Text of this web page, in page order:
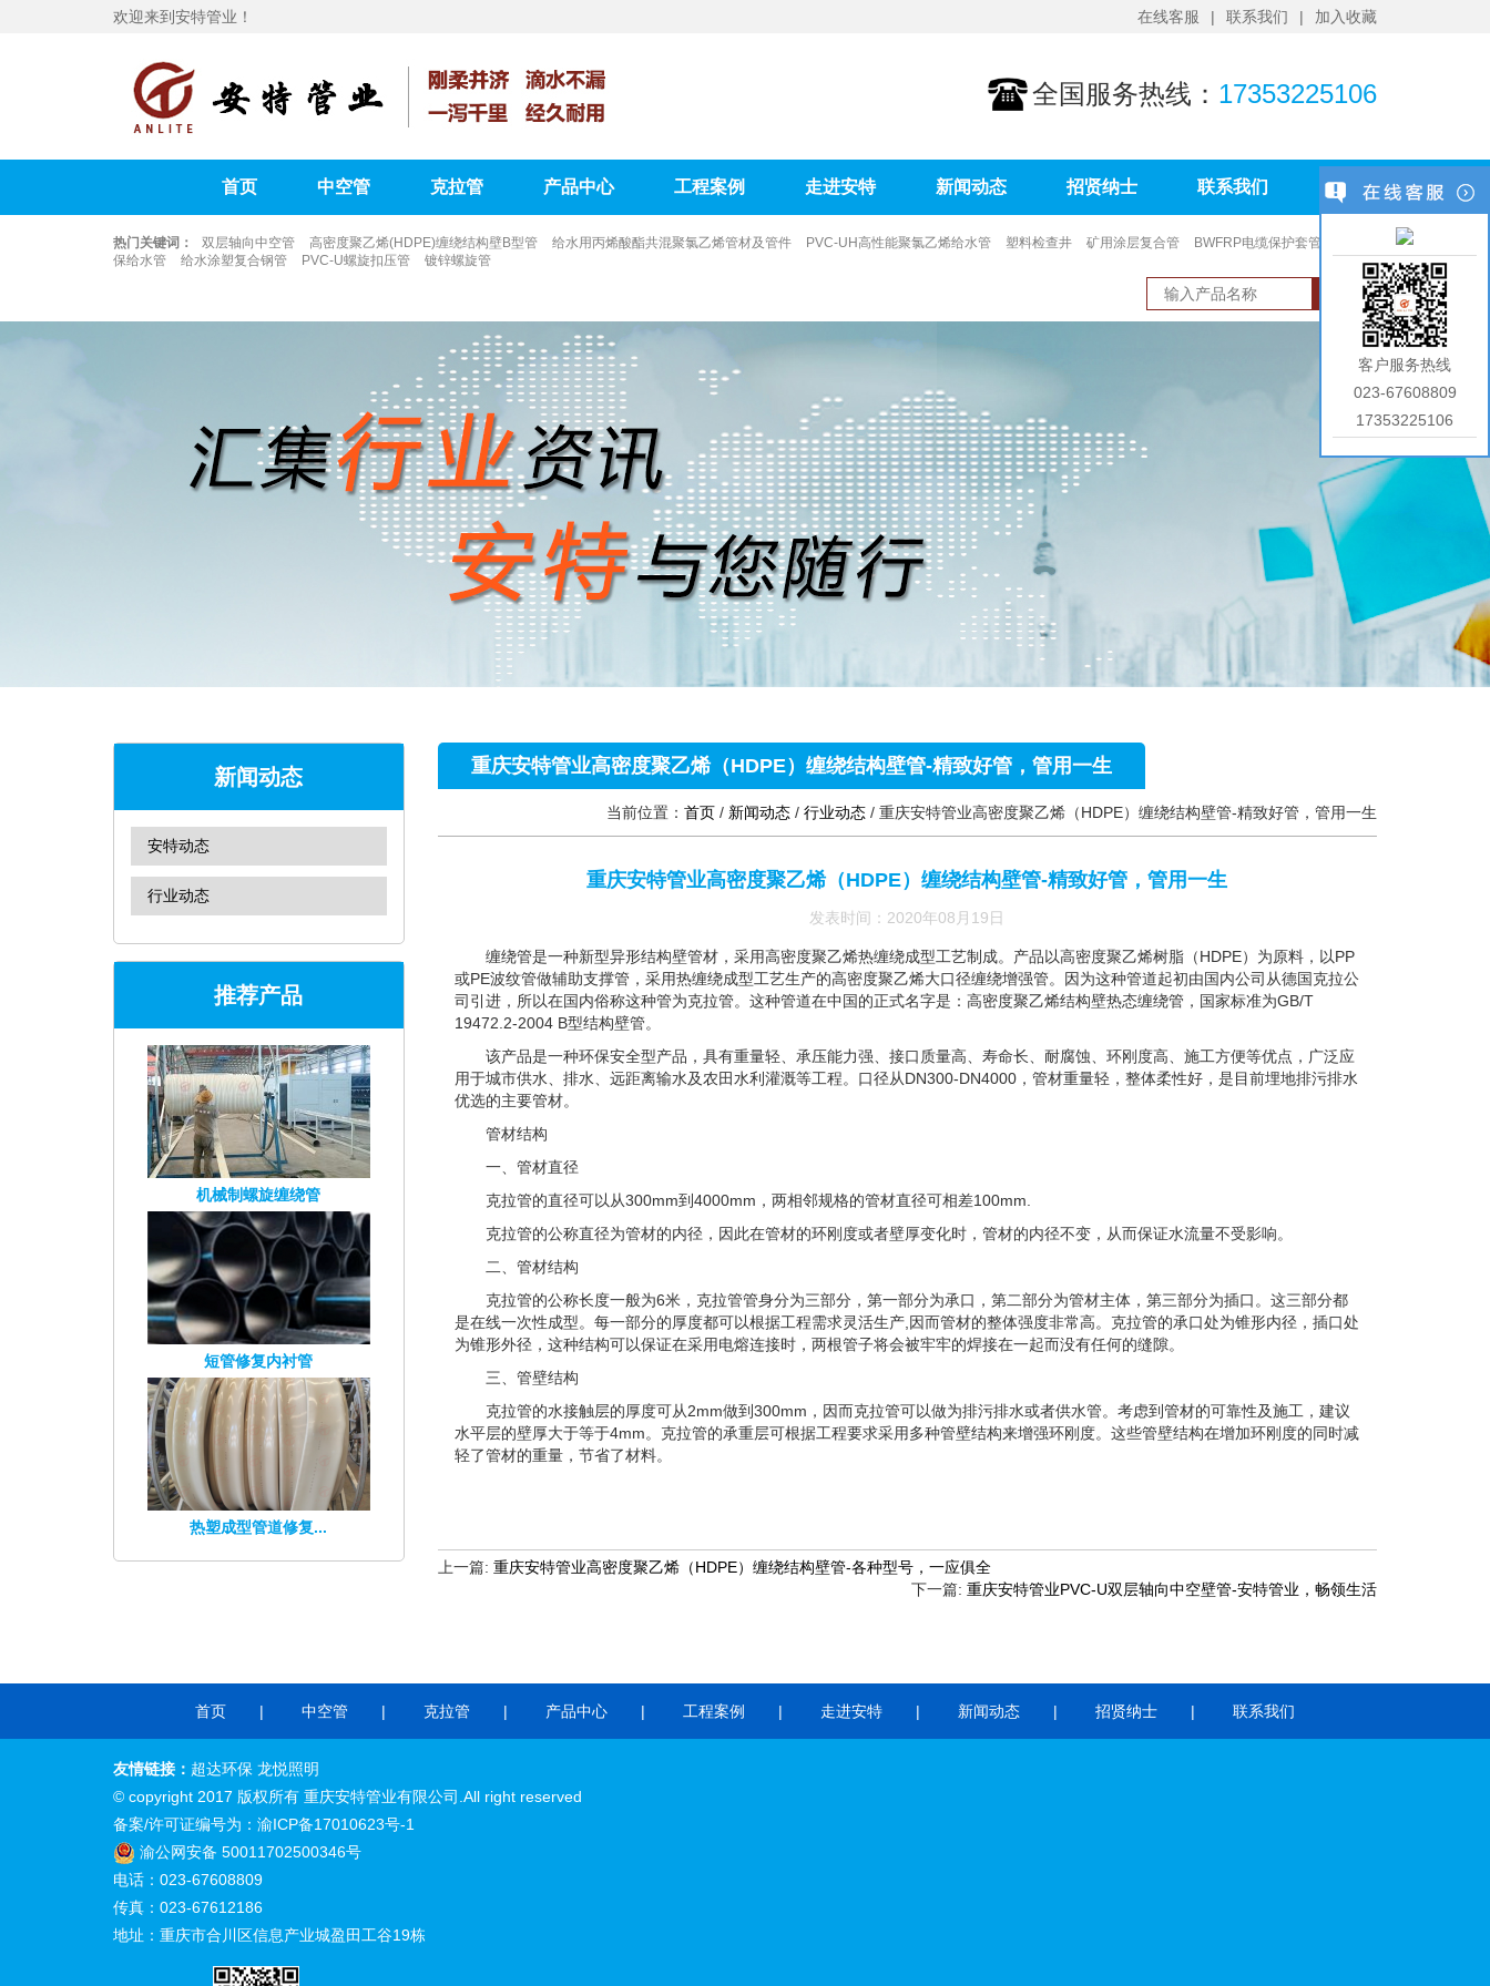
欢迎来到安特管业！ 在线客服 联系我们 加入收藏
全国服务热线： 17353225106
首页 中空管 克拉管 产品中心 工程案例 走进安特 新闻动态 招贤纳士 联系我们
热门关键词： 双层轴向中空管 高密度聚乙烯(HDPE)缠绕结构壁B型管 给水用丙烯酸酯共混聚氯乙烯管材及管件 PVC-UH高性能聚氯乙烯给水管 塑料检查井 矿用涂层复合管 BWFRP电缆保护套管
保给水管
给水涂塑复合钢管 PVC-U螺旋扣压管 镀锌螺旋管
新闻动态
安特动态
行业动态
推荐产品
机械制螺旋缠绕管
短管修复内衬管
热塑成型管道修复...
重庆安特管业高密度聚乙烯（HDPE）缠绕结构壁管-精致好管，管用一生
当前位置： 首页 / 新闻动态 / 行业动态 / 重庆安特管业高密度聚乙烯（HDPE）缠绕结构壁管-精致好管，管用一生
重庆安特管业高密度聚乙烯（HDPE）缠绕结构壁管-精致好管，管用一生
发表时间：2020年08月19日
缠绕管是一种新型异形结构壁管材，采用高密度聚乙烯热缠绕成型工艺制成。产品以高密度聚乙烯树脂（HDPE）为原料，以PP
或PE波纹管做辅助支撑管，采用热缠绕成型工艺生产的高密度聚乙烯大口径缠绕增强管。因为这种管道起初由国内公司从德国克拉公
司引进，所以在国内俗称这种管为克拉管。这种管道在中国的正式名字是：高密度聚乙烯结构壁热态缠绕管，国家标准为GB/T
19472.2-2004 B型结构壁管。
该产品是一种环保安全型产品，具有重量轻、承压能力强、接口质量高、寿命长、耐腐蚀、环刚度高、施工方便等优点，广泛应
用于城市供水、排水、远距离输水及农田水利灌溉等工程。口径从DN300-DN4000，管材重量轻，整体柔性好，是目前埋地排污排水
优选的主要管材。
管材结构
一、管材直径
克拉管的直径可以从300mm到4000mm，两相邻规格的管材直径可相差100mm.
克拉管的公称直径为管材的内径，因此在管材的环刚度或者壁厚变化时，管材的内径不变，从而保证水流量不受影响。
二、管材结构
克拉管的公称长度一般为6米，克拉管管身分为三部分，第一部分为承口，第二部分为管材主体，第三部分为插口。这三部分都
是在线一次性成型。每一部分的厚度都可以根据工程需求灵活生产,因而管材的整体强度非常高。克拉管的承口处为锥形内径，插口处
为锥形外径，这种结构可以保证在采用电熔连接时，两根管子将会被牢牢的焊接在一起而没有任何的缝隙。
三、管壁结构
克拉管的水接触层的厚度可从2mm做到300mm，因而克拉管可以做为排污排水或者供水管。考虑到管材的可靠性及施工，建议
水平层的壁厚大于等于4mm。克拉管的承重层可根据工程要求采用多种管壁结构来增强环刚度。这些管壁结构在增加环刚度的同时减
轻了管材的重量，节省了材料。
上一篇: 重庆安特管业高密度聚乙烯（HDPE）缠绕结构壁管-各种型号，一应俱全
下一篇: 重庆安特管业PVC-U双层轴向中空壁管-安特管业，畅领生活
首页 中空管 克拉管 产品中心 工程案例 走进安特 新闻动态 招贤纳士 联系我们
友情链接： 超达环保 龙悦照明
© copyright 2017 版权所有 重庆安特管业有限公司.All right reserved
备案/许可证编号为： 渝ICP备17010623号-1
渝公网安备 50011702500346号
电话：023-67608809
传真：023-67612186
地址：重庆市合川区信息产业城盈田工谷19栋
客户服务热线
023-67608809
17353225106